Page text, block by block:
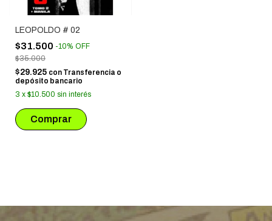
LEOPOLDO # 02
$31.500 -10% OFF
$35.000
$29.925 con Transferencia o
depósito bancario
3 x $10.500 sin interés